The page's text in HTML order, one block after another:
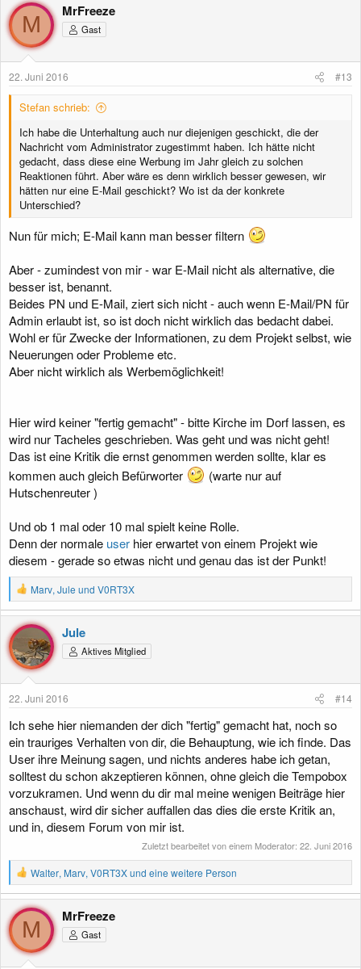
M
MrFreeze
Gast
22. Juni 2016 #13
Stefan schrieb:
Ich habe die Unterhaltung auch nur diejenigen geschickt, die der
Nachricht vom Administrator zugestimmt haben. Ich hätte nicht
gedacht, dass diese eine Werbung im Jahr gleich zu solchen
Reaktionen führt. Aber wäre es denn wirklich besser gewesen, wir
hätten nur eine E-Mail geschickt? Wo ist da der konkrete
Unterschied?
Nun für mich; E-Mail kann man besser filtern
Aber - zumindest von mir - war E-Mail nicht als alternative, die
besser ist, benannt.
Beides PN und E-Mail, ziert sich nicht - auch wenn E-Mail/PN für
Admin erlaubt ist, so ist doch nicht wirklich das bedacht dabei.
Wohl er für Zwecke der Informationen, zu dem Projekt selbst, wie
Neuerungen oder Probleme etc.
Aber nicht wirklich als Werbemöglichkeit!
Hier wird keiner "fertig gemacht" - bitte Kirche im Dorf lassen, es
wird nur Tacheles geschrieben. Was geht und was nicht geht!
Das ist eine Kritik die ernst genommen werden sollte, klar es
kommen auch gleich Befürworter
(warte nur auf
Hutschenreuter )
Und ob 1 mal oder 10 mal spielt keine Rolle.
Denn der normale user hier erwartet von einem Projekt wie
diesem - gerade so etwas nicht und genau das ist der Punkt!
R
e
a
k
t
i
o
n
n
Marv, Jule und V0RT3X
Jule
Aktives Mitglied
22. Juni 2016 #14
Ich sehe hier niemanden der dich "fertig" gemacht hat, noch so
ein trauriges Verhalten von dir, die Behauptung, wie ich finde. Das
User ihre Meinung sagen, und nichts anderes habe ich getan,
solltest du schon akzeptieren können, ohne gleich die Tempobox
vorzukramen. Und wenn du dir mal meine wenigen Beiträge hier
anschaust, wird dir sicher auffallen das dies die erste Kritik an,
und in, diesem Forum von mir ist.
Zuletzt bearbeitet von einem Moderator: 22. Juni 2016
R
e
a
k
i
o
n
Walter, Marv, V0RT3Xund eine weitere Person
M
MrFreeze
Gast